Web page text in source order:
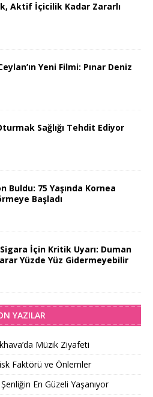
Aktif İçicilik Kadar Zararlı
Yeni Filmi: Pınar Deniz
Sağlığı Tehdit Ediyor
Buldu: 75 Yaşında Kornea
Başladı
İçin Kritik Uyarı: Duman
Yüzde Yüz Gidermeyebilir
YAZILAR
Müzik Ziyafeti
Faktörü ve Önlemler
En Güzeli Yaşanıyor